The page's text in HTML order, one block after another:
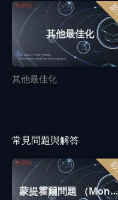
其他最佳化
其他最佳化
常見問題與解答
蒙提霍爾問題 （Monty Hall problem）